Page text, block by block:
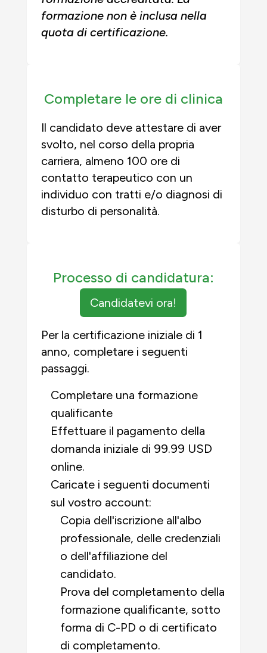
formazione non è inclusa nella
quota di certificazione.
Completare le ore di clinica
Il candidato deve attestare di aver
svolto, nel corso della propria
carriera, almeno 100 ore di
contatto terapeutico con un
individuo con tratti e/o diagnosi di
disturbo di personalità.
Processo di candidatura:
Candidatevi ora!
Per la certificazione iniziale di 1
anno, completare i seguenti
passaggi.
Completare una formazione
qualificante
Effettuare il pagamento della
domanda iniziale di 99.99 USD
online.
Caricate i seguenti documenti
sul vostro account:
Copia dell'iscrizione all'albo
professionale, delle credenziali
o dell'affiliazione del
candidato.
Prova del completamento della
formazione qualificante, sotto
forma di C-PD o di certificato
di completamento.